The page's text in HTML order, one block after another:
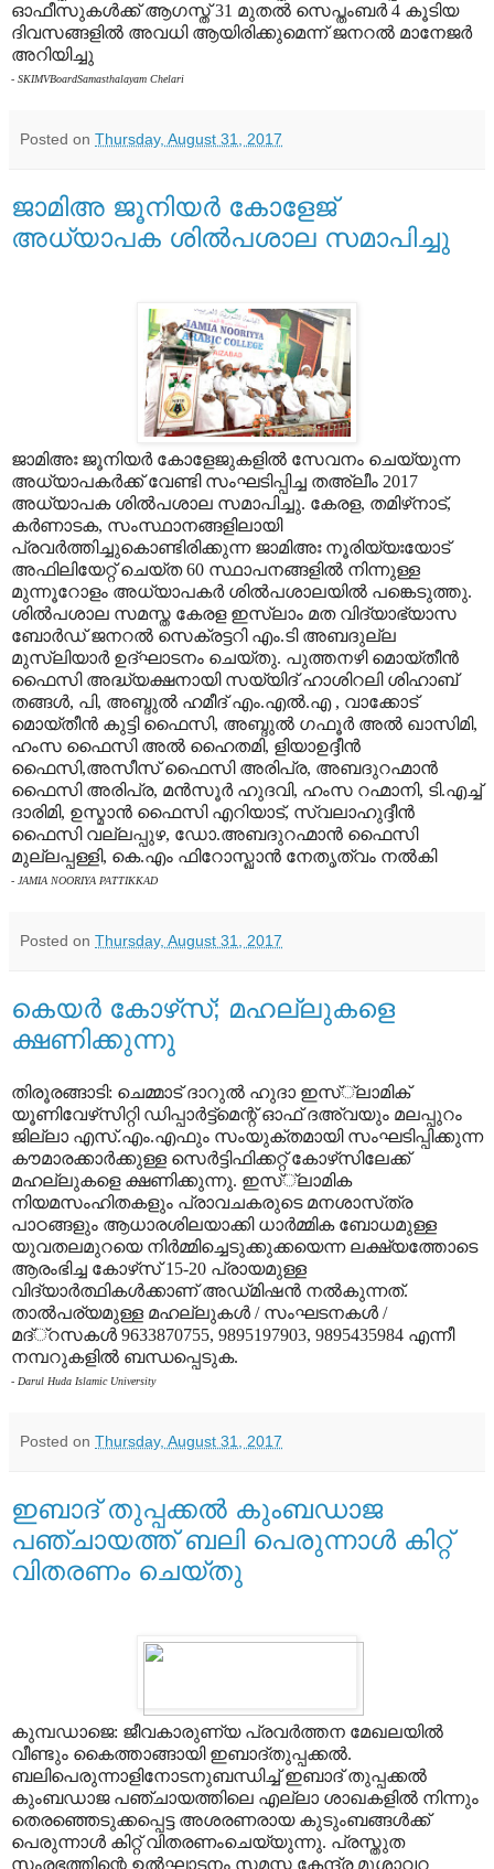
ഓഫീസുകള്‍ക്ക് ആഗസ്ത് 31 മുതല്‍ സെപ്തംബര്‍ 4 കൂടിയ
ദിവസങ്ങളില്‍ അവധി ആയിരിക്കുമെന്ന് ജനറല്‍ മാനേജര്‍
അറിയിച്ചു
- SKIMVBoardSamasthalayam Chelari
Posted on Thursday, August 31, 2017
ജാമിഅ ജൂനിയര്‍ കോളേജ്
അധ്യാപക ശില്‍പശാല സമാപിച്ചു
ജാമിഅഃ ജൂനിയര്‍ കോളേജുകളില്‍ സേവനം ചെയ്യുന്ന
അധ്യാപകര്‍ക്ക് വേണ്ടി സംഘടിപ്പിച്ച തഅ്‌ലീം 2017
അധ്യാപക ശില്‍പശാല സമാപിച്ചു. കേരള, തമിഴ്‌നാട്,
കര്‍ണാടക, സംസ്ഥാനങ്ങളിലായി
പ്രവര്‍ത്തിച്ചുകൊണ്ടിരിക്കുന്ന ജാമിഅഃ നൂരിയ്യഃയോട്
അഫിലിയേറ്റ് ചെയ്ത 60 സ്ഥാപനങ്ങളില്‍ നിന്നുള്ള
മുന്നൂറോളം അധ്യാപകര്‍ ശില്‍പശാലയില്‍ പങ്കെടുത്തു.
ശില്‍പശാല സമസ്ത കേരള ഇസ്‌ലാം മത വിദ്യാഭ്യാസ
ബോര്‍ഡ് ജനറല്‍ സെക്രട്ടറി എം.ടി അബദുല്ല
മുസ്‌ലിയാര്‍ ഉദ്ഘാടനം ചെയ്തു. പുത്തനഴി മൊയ്തീന്‍
ഫൈസി അദ്ധ്യക്ഷനായി സയ്യിദ് ഹാശിറലി ശിഹാബ്
തങ്ങള്‍, പി, അബ്ദുല്‍ ഹമീദ് എം.എല്‍.എ , വാക്കോട്
മൊയ്തീന്‍ കുട്ടി ഫൈസി, അബ്ദുല്‍ ഗഫൂര്‍ അല്‍ ഖാസിമി,
ഹംസ ഫൈസി അല്‍ ഹൈതമി, ളിയാഉദ്ദീന്‍
ഫൈസി,അസീസ് ഫൈസി അരിപ്ര, അബദുറഹ്മാന്‍
ഫൈസി അരിപ്ര, മന്‍സൂര്‍ ഹുദവി, ഹംസ റഹ്മാനി, ടി.എച്ച്
ദാരിമി, ഉസ്മാന്‍ ഫൈസി എറിയാട്, സ്വലാഹുദ്ദീന്‍
ഫൈസി വല്ലപ്പുഴ, ഡോ.അബദുറഹ്മാന്‍ ഫൈസി
മുല്ലപ്പള്ളി, കെ.എം ഫിറോസ്ഖാന്‍ നേതൃത്വം നല്‍കി
- JAMIA NOORIYA PATTIKKAD
Posted on Thursday, August 31, 2017
കെയര്‍ കോഴ്‌സ്‌; മഹല്ലുകളെ
ക്ഷണിക്കുന്നു
തിരൂരങ്ങാടി: ചെമ്മാട്‌ ദാറുല്‍ ഹുദാ ഇസ്‌്‌ലാമിക്‌
യൂണിവേഴ്‌സിറ്റി ഡിപ്പാര്‍ട്ട്‌മെന്റ്‌ ഓഫ്‌ ദഅ്‌വയും മലപ്പുറം
ജില്ലാ എസ്‌.എം.എഫും സംയുക്തമായി സംഘടിപ്പിക്കുന്ന
കൗമാരക്കാര്‍ക്കുള്ള സെര്‍ട്ടിഫിക്കറ്റ്‌ കോഴ്‌സിലേക്ക്‌
മഹല്ലുകളെ ക്ഷണിക്കുന്നു. ഇസ്‌്‌ലാമിക
നിയമസംഹിതകളും പ്രാവചകരുടെ മനശാസ്‌ത്ര
പാഠങ്ങളും ആധാരശിലയാക്കി ധാര്‍മ്മിക ബോധമുള്ള
യുവതലമുറയെ നിര്‍മ്മിച്ചെടുക്കുക്കയെന്ന ലക്ഷ്യത്തോടെ
ആരംഭിച്ച കോഴ്‌സ്‌ 15-20 പ്രായമുള്ള
വിദ്യാര്‍ത്ഥികള്‍ക്കാണ്‌ അഡ്‌മിഷന്‍ നല്‍കുന്നത്‌.
താല്‍പര്യമുള്ള മഹല്ലുകള്‍ / സംഘടനകള്‍ /
മദ്‌്‌റസകള്‍ 9633870755, 9895197903, 9895435984 എന്നീ
നമ്പറുകളില്‍ ബന്ധപ്പെടുക.
- Darul Huda Islamic University
Posted on Thursday, August 31, 2017
ഇബാദ് തുപ്പക്കല്‍ കുംബഡാജ
പഞ്ചായത്ത് ബലി പെരുന്നാള്‍ കിറ്റ്
വിതരണം ചെയ്തു
കുമ്പഡാജെ: ജീവകാരുണ്യ പ്രവർത്തന മേഖലയില്‍
വീണ്ടും കൈത്താങ്ങായി ഇബാദ്തുപ്പക്കല്‍.
ബലിപെരുന്നാളിനോടനുബന്ധിച്ച് ഇബാദ് തുപ്പക്കല്‍
കുംബഡാജ പഞ്ചായത്തിലെ എല്ലാ ശാഖകളിൽ നിന്നും
തെരഞ്ഞെടുക്കപ്പെട്ട അശരണരായ കുടുംബങ്ങള്‍ക്ക്
പെരുന്നാള്‍ കിറ്റ് വിതരണംചെയ്യുന്നു. പ്രസ്തുത
സംരഭത്തിന്റെ ഉല്‍ഘാടനം സമസ്ത കേന്ദ്ര മുശാവറ